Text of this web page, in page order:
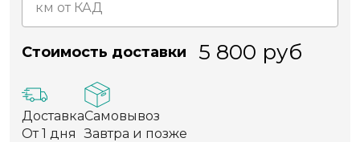
Стоимость доставки 5 800 руб
Доставка
От 1 дня
Самовывоз
Завтра и позже